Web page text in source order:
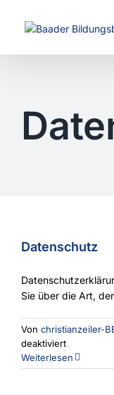
Datenschutz
Sie über die Art,
Von christianzeiler-
deaktiviertfür
Datenschutz
Weiterlesen